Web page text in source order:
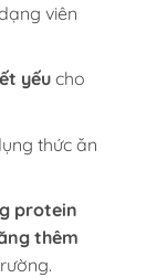
viên
yếucho
thức ăn
protein
thêm